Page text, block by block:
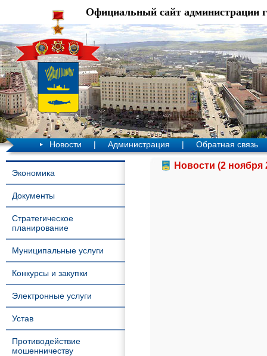
Официальный сайт администрации
Новости | Администрация | Обратная связь
Экономика
Документы
Стратегическое
планирование
Муниципальные услуги
Конкурсы и закупки
Электронные услуги
Устав
Противодействие
мошенничеству
Новости (2 ноября